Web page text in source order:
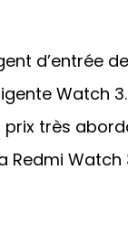
d’entrée
Watch
très
Redmi Watch